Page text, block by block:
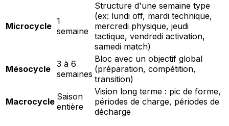
Microcycle 1
semaine
Structure d'une semaine type
(ex: lundi off, mardi technique,
mercredi physique, jeudi
tactique, vendredi activation,
samedi match)
Mésocycle 3 à 6
semaines
Bloc avec un objectif global
(préparation, compétition,
transition)
Macrocycle Saison
entière
Vision long terme : pic de forme,
périodes de charge, périodes de
décharge